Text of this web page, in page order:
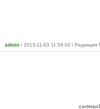
admin / 2013-11-03 11:59:02 /